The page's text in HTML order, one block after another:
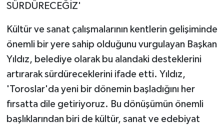
SÜRDÜRECEĞİZ'
Kültür ve sanat çalışmalarının kentlerin gelişiminde
önemli bir yere sahip olduğunu vurgulayan Başkan
Yıldız, belediye olarak bu alandaki desteklerini
artırarak sürdüreceklerini ifade etti. Yıldız,
'Toroslar'da yeni bir dönemin başladığını her
fırsatta dile getiriyoruz. Bu dönüşümün önemli
başlıklarından biri de kültür, sanat ve edebiyat